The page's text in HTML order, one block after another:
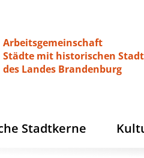
Arbeitsgemeinschaft
Städte mit historischen
des Landes Brandenburg
Stadtkerne